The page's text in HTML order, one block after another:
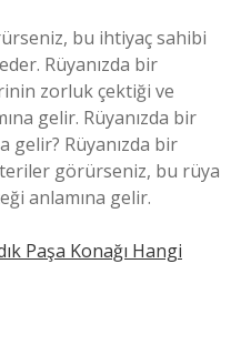
bu ihtiyaç sahibi
Rüyanızda bir
zorluk çektiği ve
gelir. Rüyanızda bir
gelir? Rüyanızda bir
görürseniz, bu rüya
anlamına gelir.
Paşa Konağı Hangi